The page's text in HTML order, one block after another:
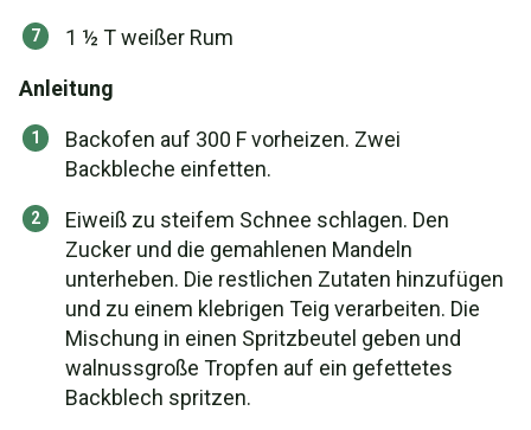
1 ½ T weißer Rum
Anleitung
Backofen auf 300 F vorheizen. Zwei
Backbleche einfetten.
Eiweiß zu steifem Schnee schlagen. Den
Zucker und die gemahlenen Mandeln
unterheben. Die restlichen Zutaten hinzufügen
und zu einem klebrigen Teig verarbeiten. Die
Mischung in einen Spritzbeutel geben und
walnussgroße Tropfen auf ein gefettetes
Backblech spritzen.